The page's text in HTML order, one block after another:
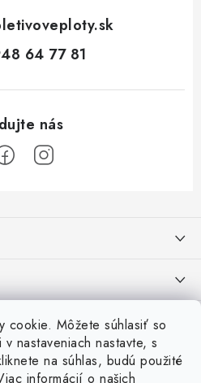
cookie. Môžete súhlasiť so
nastaveniach nastavte, s
na súhlas, budú použité
informácií o našich
64 77 81
pod plot